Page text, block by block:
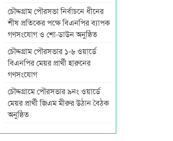
চৌদ্দগ্রাম পৌরসভা নির্বাচনে ধীনের
শীষ প্রতিকের পক্ষে বিএনপির ব্যাপক
গণসংযোগ ও শো-ডাউন অনুষ্ঠিত
চৌদ্দগ্রাম পৌরসভার ১-৬ ওয়ার্ডে
বিএনপির মেয়র প্রার্থী হারুনের
গণসংযোগ
চৌদ্দগ্রামে পৌরসভার ৯নং ওয়ার্ডে
মেয়র প্রার্থী জিএম মীরুর উঠান বৈঠক
অনুষ্ঠিত